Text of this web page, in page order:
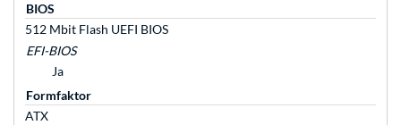
BIOS
512 Mbit Flash UEFI BIOS
EFI-BIOS
Ja
Formfaktor
ATX